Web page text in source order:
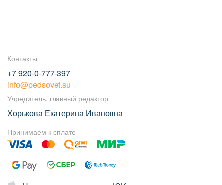
Контакты
+7 920-0-777-397
info@pedsovet.su
Учредитель, главный редактор
Хорькова Екатерина Ивановна
Принимаем к оплате